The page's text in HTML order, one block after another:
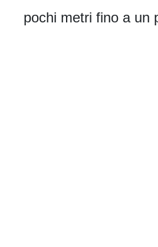
pochi metri fino a un